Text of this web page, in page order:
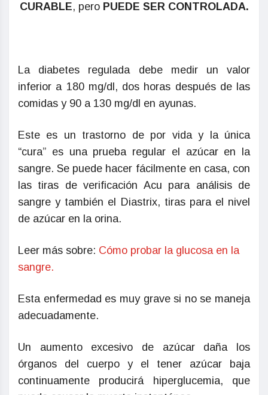
CURABLE, peroPUEDE SER CONTROLADA.
La diabetes regulada debe medir un valor
inferior a 180 mg/dl, dos horas después de las
comidas y 90 a 130 mg/dl en ayunas.
Este es un trastorno de por vida y la única
“cura” es una prueba regular el azúcar en la
sangre. Se puede hacer fácilmente en casa, con
las tiras de verificación Acu para análisis de
sangre y también el Diastrix, tiras para el nivel
de azúcar en la orina.
Leer más sobre: Cómo probar la glucosa en la
sangre.
Esta enfermedad es muy grave si no se maneja
adecuadamente.
Un aumento excesivo de azúcar daña los
órganos del cuerpo y el tener azúcar baja
continuamente producirá hiperglucemia, que